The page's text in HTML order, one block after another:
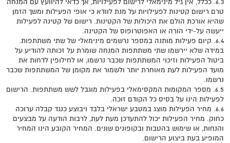
6.3. ככלל, אין גיל מינימאלי לרישום לפעילויות, אך כדאי להיוועץ עם המנחה
טרם רישום קטינות לפעילויות על מנת לוודא כי אופי הפעילות ומשך הזמן
שהיא אורכת הולם את היכולות של הקטינות. רישום של קטינה לפעילות
ייעשה על-ידי הורה או האפוטרופוס של הקטינה.
6.4. קיום פעילות מותנה במספר נרשמים מינימאלי של שתי משתתפות.
במידה שלא יירשמו שתי משתתפות המנחה שומרת על זכותה להודיע על
ביטול הפעילות וזיכוי המשתתפות שכבר נרשמו, או לחילופין לדחות את
מועד הפעילות לעת מאוחרת יותר ולשמור את מקומן של המשתתפות שכבר
נרשמו.
6.5. מספר המקומות המקסימאלי בפעילות מוגבל לשש משתתפות. הרישום
לפעילות הינו על בסיס כל הקודם זוכה.
6.6. מחיר הפעילות מוצג במטבע ישראלי בלבד ויבוצע כנגד קבלה ערוכה
כחוק. מחיר הפעילות יכול להתעדכן מעת לעת, לרבות הודעה על מבצעים
והנחות, או שימוש בהטבות ובקופונים שונים. המחיר הקובע הינו המחיר
המופיע בעת ביצוע הרישום.